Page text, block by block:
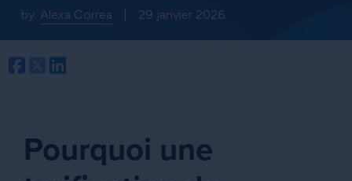
by: Alexa Correa 29 janvier 2026
Facebook
Twitter
Pourquoi une